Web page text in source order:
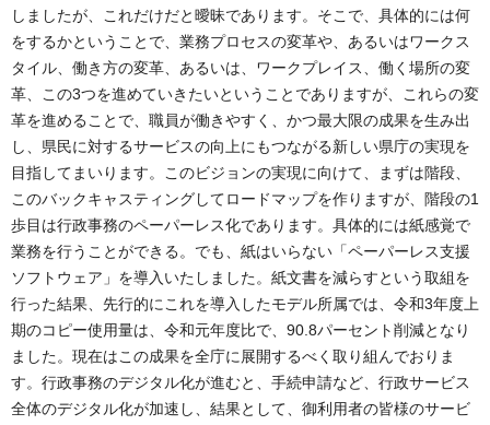
しましたが、これだけだと曖昧であります。そこで、具体的には何
をするかということで、業務プロセスの変革や、あるいはワークス
タイル、働き方の変革、あるいは、ワークプレイス、働く場所の変
革、この3つを進めていきたいということでありますが、これらの変
革を進めることで、職員が働きやすく、かつ最大限の成果を生み出
し、県民に対するサービスの向上にもつながる新しい県庁の実現を
目指してまいります。このビジョンの実現に向けて、まずは階段、
このバックキャスティングしてロードマップを作りますが、階段の1
歩目は行政事務のペーパーレス化であります。具体的には紙感覚で
業務を行うことができる。でも、紙はいらない「ペーパーレス支援
ソフトウェア」を導入いたしました。紙文書を減らすという取組を
行った結果、先行的にこれを導入したモデル所属では、令和3年度上
期のコピー使用量は、令和元年度比で、90.8パーセント削減となり
ました。現在はこの成果を全庁に展開するべく取り組んでおりま
す。行政事務のデジタル化が進むと、手続申請など、行政サービス
全体のデジタル化が加速し、結果として、御利用者の皆様のサービ